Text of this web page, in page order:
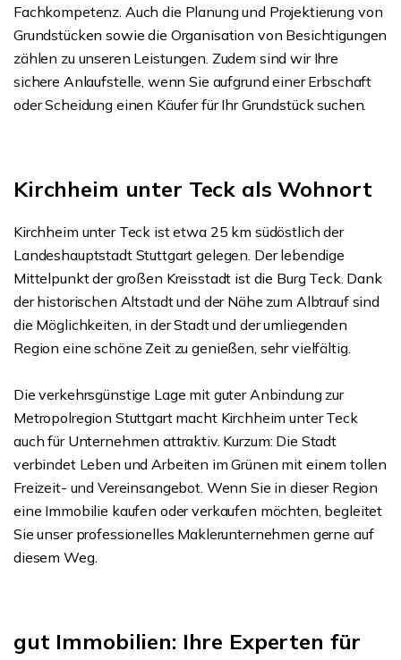
Fachkompetenz. Auch die Planung und Projektierung von
Grundstücken sowie die Organisation von Besichtigungen
zählen zu unseren Leistungen. Zudem sind wir Ihre
sichere Anlaufstelle, wenn Sie aufgrund einer Erbschaft
oder Scheidung einen Käufer für Ihr Grundstück suchen.
Kirchheim unter Teck als Wohnort
Kirchheim unter Teck ist etwa 25 km südöstlich der
Landeshauptstadt Stuttgart gelegen. Der lebendige
Mittelpunkt der großen Kreisstadt ist die Burg Teck. Dank
der historischen Altstadt und der Nähe zum Albtrauf sind
die Möglichkeiten, in der Stadt und der umliegenden
Region eine schöne Zeit zu genießen, sehr vielfältig.
Die verkehrsgünstige Lage mit guter Anbindung zur
Metropolregion Stuttgart macht Kirchheim unter Teck
auch für Unternehmen attraktiv. Kurzum: Die Stadt
verbindet Leben und Arbeiten im Grünen mit einem tollen
Freizeit- und Vereinsangebot. Wenn Sie in dieser Region
eine Immobilie kaufen oder verkaufen möchten, begleitet
Sie unser professionelles Maklerunternehmen gerne auf
diesem Weg.
gut Immobilien: Ihre Experten für